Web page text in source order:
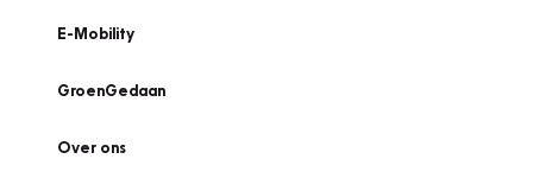
E-Mobility
GroenGedaan
Over ons